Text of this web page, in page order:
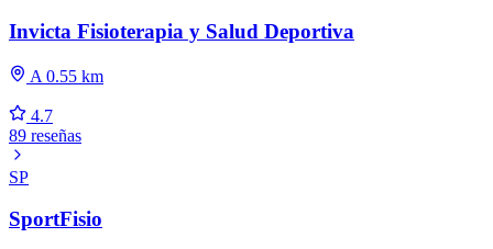
Invicta Fisioterapia y Salud Deportiva
A 0.55 km
4.7
89 reseñas
SP
SportFisio